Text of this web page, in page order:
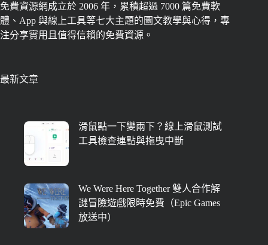
免費資源網成立於 2006 年，累積超過 7000 篇免費軟
體、App 與線上工具等七大主題的圖文教學與心得，專
注分享實用且值得信賴的免費資源。
最新文章
滑鼠點一下變兩下？線上滑鼠測試
工具檢查連點與拖曳中斷
We Were Here Together 雙人合作解
謎冒險遊戲限時免費（Epic Games
放送中）